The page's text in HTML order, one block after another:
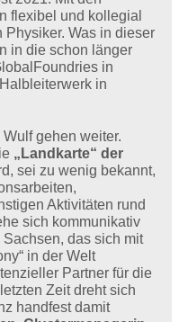
flexibel und kollegial
Was in dieser
in die schon länger
in
in
gehen weiter.
„Landkarte“ der
sei zu wenig bekannt,
Aktivitäten rund
sich kommunikativ
das sich mit
in der Welt
Partner für die
Zeit dreht sich
handfest damit